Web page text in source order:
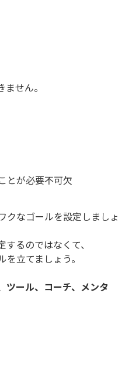
せん。
とが必要不可欠
なゴールを設定しましょ
るのではなくて、
立てましょう。
ツール、コーチ、メンタ